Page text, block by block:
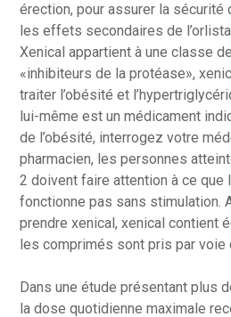
érection, pour assurer la
les effets secondaires de
Xenical appartient à une classe
«inhibiteurs de la protéase»,
traiter l’obésité et
lui-même est un médicament
de l’obésité, interrogez votre
pharmacien, les personnes
2 doivent faire attention à ce que
fonctionne pas sans stimulation.
prendre xenical, xenical contient
les comprimés sont pris par voie
Dans une étude présentant plus
la dose quotidienne maximale